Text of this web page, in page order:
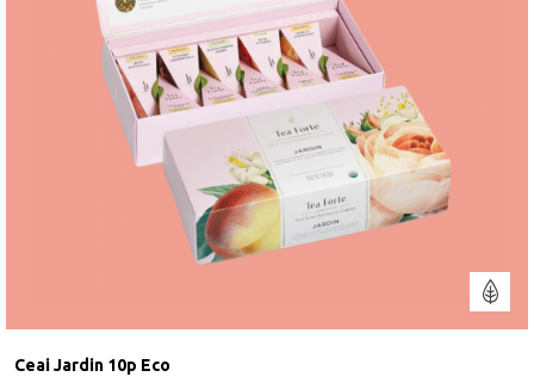
Ceai Jardin 10p Eco